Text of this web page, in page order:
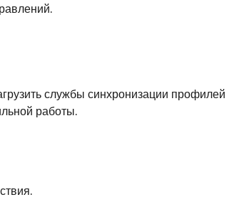
службы синхронизации профилей
работы.